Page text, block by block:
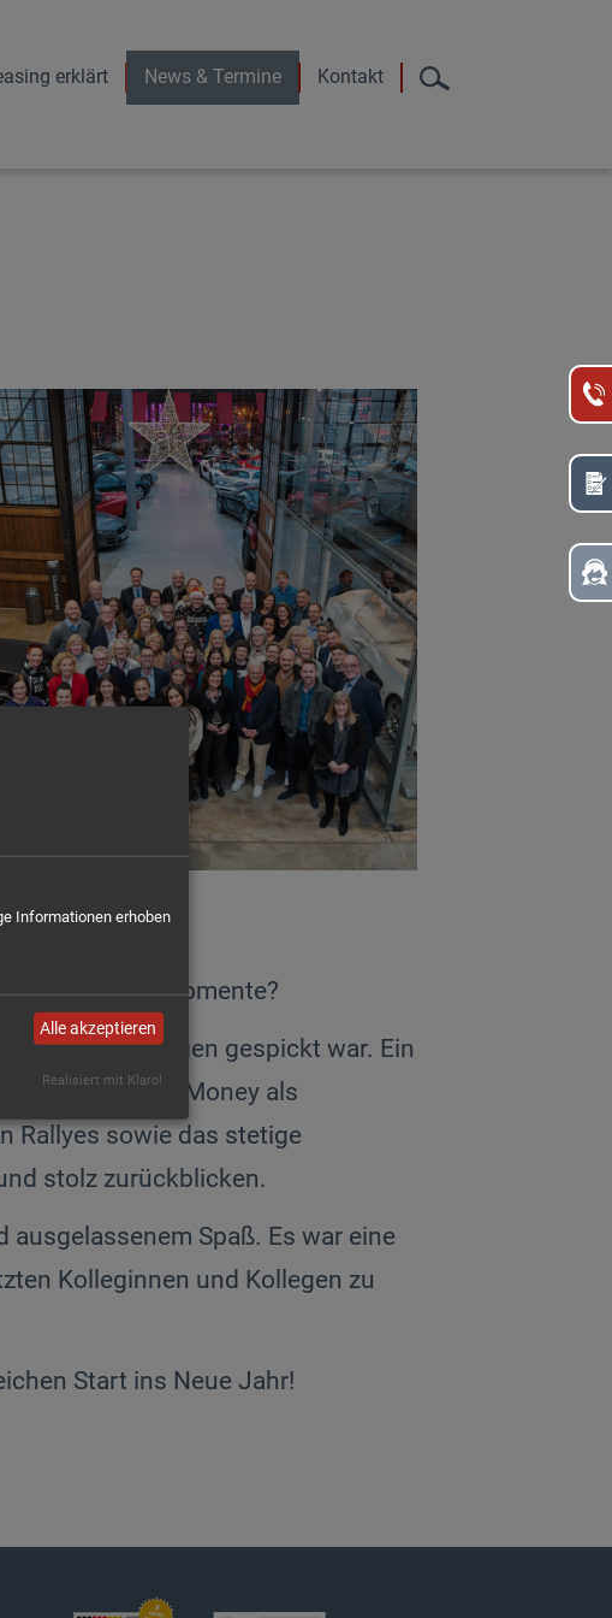
erklärt News & Termine Kontakt
Momente?
Erfolgen gespickt war. Ein
von Focus Money als
Rallyes sowie das stetige
stolz zurückblicken.
Spaß. Es war eine
Kolleginnen und Kollegen zu
Start ins Neue Jahr!
Informationen erhoben
Alle akzeptieren
Realisiert mit Klaro!